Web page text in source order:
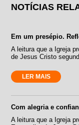
NOTÍCIAS
Em um presépio.
A leitura que a Igreja
de Jesus Cristo
LER MAIS
Com alegria e
A leitura que a Igreja